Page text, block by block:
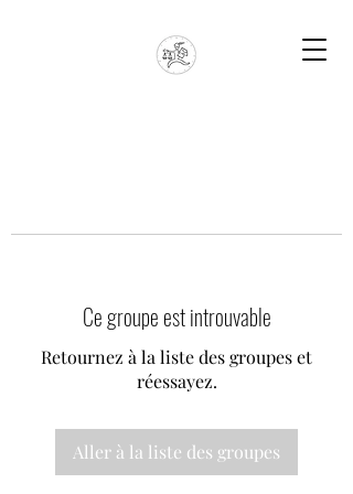
Ce groupe est introuvable
Retournez à la liste des groupes et
réessayez.
Aller à la liste des groupes